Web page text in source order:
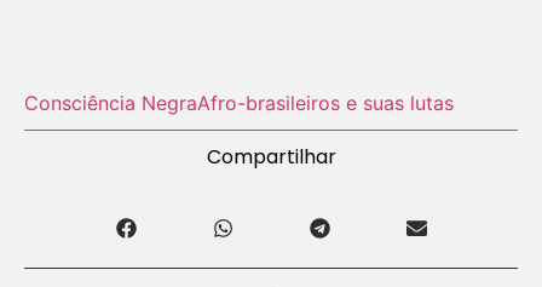
Consciência NegraAfro-brasileiros e suas lutas
Compartilhar